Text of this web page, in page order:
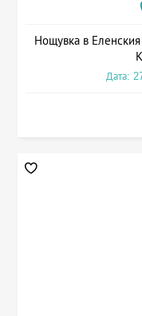
Нощувка в
Дата: